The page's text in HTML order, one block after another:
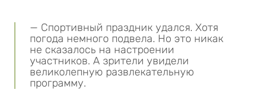
— Спортивный праздник удался. Хотя
погода немного подвела. Но это никак
не сказалось на настроении
участников. А зрители увидели
великолепную развлекательную
программу.